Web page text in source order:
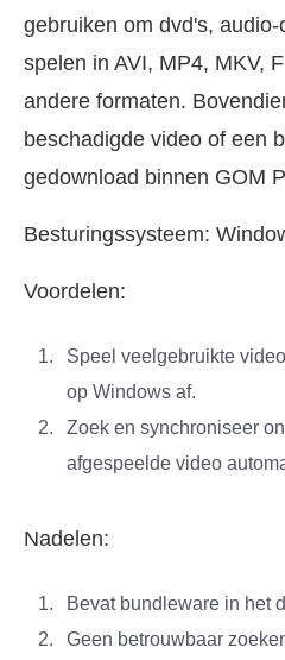
gebruiken om dvd's,
spelen in AVI, MP4, MKV,
andere formaten.
beschadigde video of een
gedownload binnen GOM
Besturingssysteem:
Voordelen:
Speel veelgebruikte
op Windows af.
Zoek en synchroniseer
afgespeelde video
Nadelen:
Bevat bundleware in het
Geen betrouwbaar